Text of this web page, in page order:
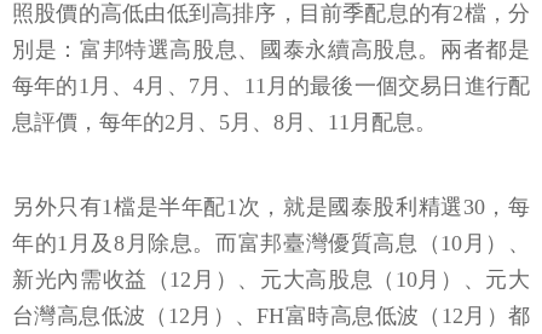
照股價的高低由低到高排序，目前季配息的有2檔，分
別是：富邦特選高股息、國泰永續高股息。兩者都是
每年的1月、4月、7月、11月的最後一個交易日進行配
息評價，每年的2月、5月、8月、11月配息。
另外只有1檔是半年配1次，就是國泰股利精選30，每
年的1月及8月除息。而富邦臺灣優質高息（10月）、
新光內需收益（12月）、元大高股息（10月）、元大
台灣高息低波（12月）、FH富時高息低波（12月）都